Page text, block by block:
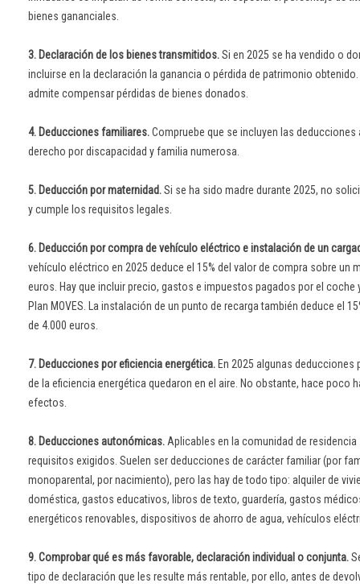
bienes gananciales.
3. Declaración de los bienes transmitidos.Si en 2025 se ha vendido o
incluirse en la declaración la ganancia o pérdida de patrimonio
admite compensar pérdidas de bienes donados.
4. Deducciones familiares.Compruebe que se incluyen las deducciones
derecho por discapacidad y familia numerosa.
5. Deducción por maternidad.Si se ha sido madre durante 2025, no
y cumple los requisitos legales.
6. Deducción por compra de vehículo eléctrico e instalación de un
vehículo eléctrico en 2025 deduce el 15% del valor de compra sobre un
euros. Hay que incluir precio, gastos e impuestos pagados por el coche
Plan MOVES. La instalación de un punto de recarga también deduce el
de 4.000 euros.
7. Deducciones por eficiencia energética. En 2025 algunas deducciones
de la eficiencia energética quedaron en el aire. No obstante, hace poco
efectos.
8. Deducciones autonómicas.Aplicables en la comunidad de
requisitos exigidos. Suelen ser deducciones de carácter familiar (por
monoparental, por nacimiento), pero las hay de todo tipo: alquiler de
doméstica, gastos educativos, libros de texto, guardería, gastos
energéticos renovables, dispositivos de ahorro de agua, vehículos
9. Comprobar qué es más favorable, declaración individual o conjunta.
tipo de declaración que les resulte más rentable, por ello, antes de